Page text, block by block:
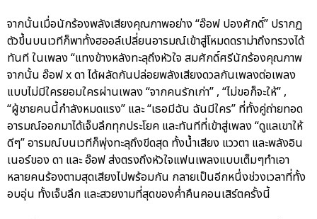
จากนั้นเมื่อนักร้องพลังเสียงคุณภาพอย่าง “อ๊อฟ ปองศักดิ์” ปรากฏ
ตัวขึ้นบนเวทีก็พาทั้งฮออล์เปลี่ยนอารมณ์เข้าสู่โหมดดราม่าถึงทรวงได้
ทันที ในเพลง “แทงข้างหลังทะลุถึงหัวใจ สมศักดิ์ศรีนักร้องคุณภาพ
จากนั้น อ๊อฟ x ดา ได้ผลัดกันปล่อยพลังเสียงดวลกันเพลงต่อเพลง
แบบไม่มีใครยอมใครผ่านเพลง “จากคนรักเก่า” , “ไม่ขอก็จะให้” ,
“ผู้ชายคนนี้กำลังหมดแรง” และ “เธอมีฉัน ฉันมีใคร” ที่ทั้งคู่ถ่ายทอด
อารมณ์ออกมาได้เจ็บลึกทุกประโยค และทันทีที่เข้าสู่เพลง “ดูแลเขาให้
ดีๆ” อารมณ์บนเวทีก็พุ่งทะลุถึงขีดสุด ทั้งน้ำเสียง แววตา และพลังอิน
เนอร์ของ ดา และ อ๊อฟ ส่งตรงถึงหัวใจแฟนเพลงแบบเต็มๆทำเอา
หลายคนร้องตามสุดเสียงไปพร้อมกัน กลายเป็นอีกหนึ่งช่วงเวลาที่ทั้ง
อบอุ่น ทั้งเจ็บลึก และสวยงามที่สุดของค่ำคืนคอนเสิร์ตครั้งนี้